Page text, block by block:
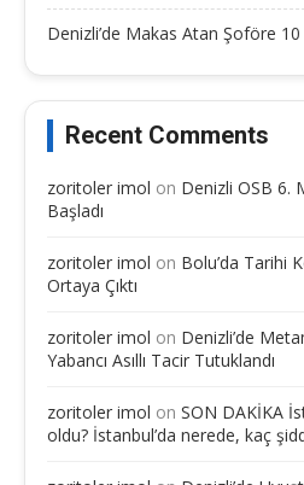
Denizli’de Makas Atan Şoföre
Recent Comments
zoritoler imol on Denizli OSB 6.
Başladı
zoritoler imol on Bolu’da Tarihi
Ortaya Çıktı
zoritoler imol on Denizli’de
Yabancı Asıllı Tacir Tutuklandı
zoritoler imol on SON DAKİKA
oldu? İstanbul’da nerede, kaç